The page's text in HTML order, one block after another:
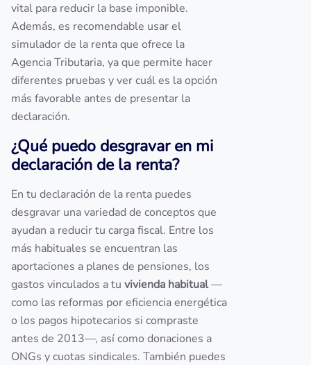
vital para reducir la base imponible.
Además, es recomendable usar el
simulador de la renta que ofrece la
Agencia Tributaria, ya que permite hacer
diferentes pruebas y ver cuál es la opción
más favorable antes de presentar la
declaración.
¿Qué puedo desgravar en mi
declaración de la renta?
En tu declaración de la renta puedes
desgravar una variedad de conceptos que
ayudan a reducir tu carga fiscal. Entre los
más habituales se encuentran las
aportaciones a planes de pensiones, los
gastos vinculados a tu vivienda habitual—
como las reformas por eficiencia energética
o los pagos hipotecarios si compraste
antes de 2013—, así como donaciones a
ONGs y cuotas sindicales. También puedes